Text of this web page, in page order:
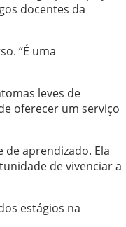
docentes da
“É uma
leves de
oferecer um serviço
aprendizado. Ela
de vivenciar a
estágios na